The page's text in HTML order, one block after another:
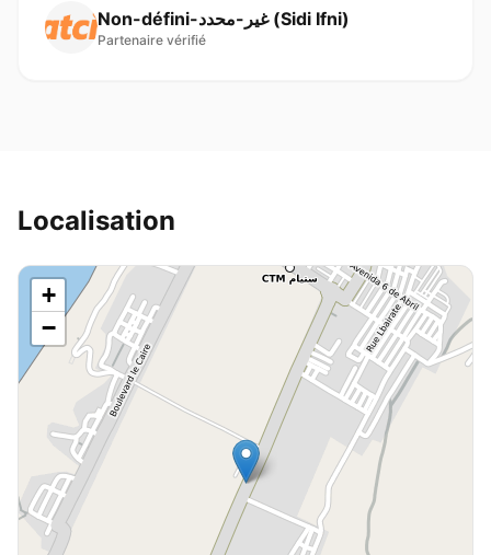
Non-défini-غير-محدد (Sidi Ifni)
Partenaire vérifié
Localisation
+
−